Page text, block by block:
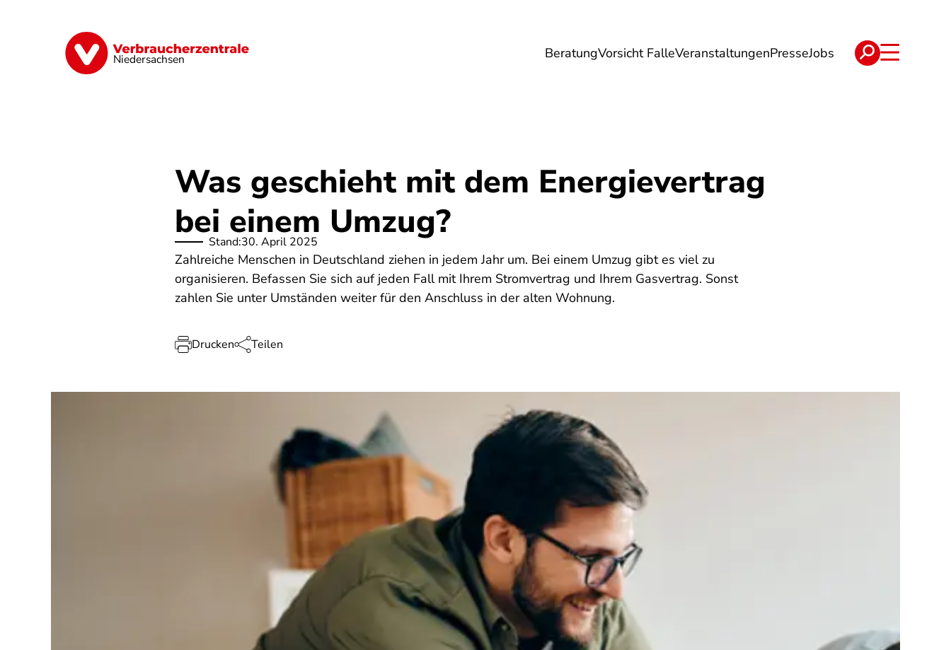
Niedersachsen BeratungVorsicht FalleVeranstaltungenPresseJobs
Digitale Welt Energie Geld & Versicherungen Ernährung Reise Verträge & Reklamation
Was geschieht mit dem Energievertrag
bei einem Umzug?
Stand:30. April 2025
Zahlreiche Menschen in Deutschland ziehen in jedem Jahr um. Bei einem Umzug gibt es viel zu
organisieren. Befassen Sie sich auf jeden Fall mit Ihrem Stromvertrag und Ihrem Gasvertrag. Sonst
zahlen Sie unter Umständen weiter für den Anschluss in der alten Wohnung.
Drucken Teilen